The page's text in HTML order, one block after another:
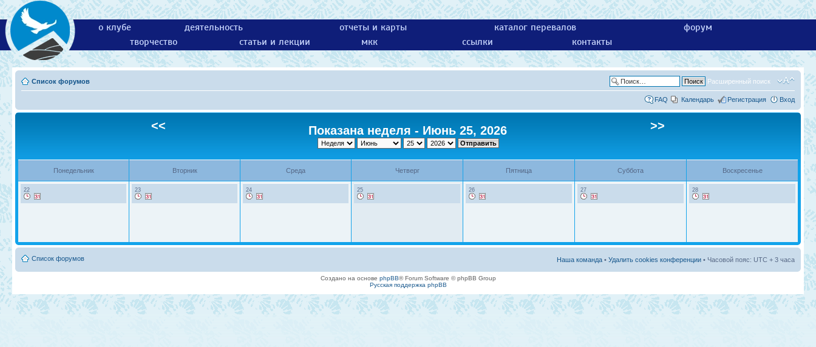
о клубе деятельность отчеты и карты каталог перевалов
форум
творчество
статьи и лекции мкк ссылки контакты
Список форумов Расширенный поиск
FAQ Календарь Регистрация Вход
<< Показана неделя - Июнь 25, 2026 >>
Понедельник Вторник Среда Четверг Пятница Суббота Воскресенье
22 23 24 25 26 27 28
Список форумов Наша команда • Удалить cookies конференции • Часовой пояс: UTC + 3 часа
Создано на основе phpBB® Forum Software © phpBB Group
Русская поддержка phpBB